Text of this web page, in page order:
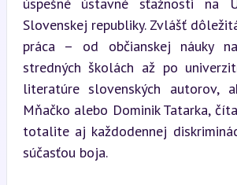
Slovenskej republiky. Zvlášť
práca – od občianskej náuky
stredných školách až po
literatúre slovenských autorov,
Mňačko alebo Dominik Tatarka,
totalite aj každodennej
súčasťou boja.